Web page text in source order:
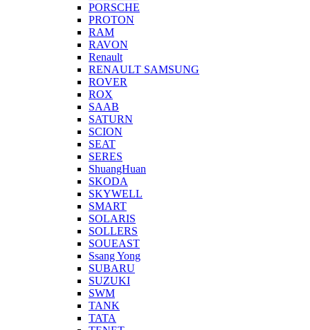
PORSCHE
PROTON
RAM
RAVON
Renault
RENAULT SAMSUNG
ROVER
ROX
SAAB
SATURN
SCION
SEAT
SERES
ShuangHuan
SKODA
SKYWELL
SMART
SOLARIS
SOLLERS
SOUEAST
Ssang Yong
SUBARU
SUZUKI
SWM
TANK
TATA